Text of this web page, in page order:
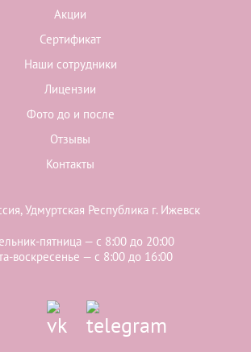
Акции
Сертификат
Наши сотрудники
Лицензии
Фото до и после
Отзывы
Контакты
Удмуртская Республика г. Ижевск
пятница — с 8:00 до 20:00
воскресенье — с 8:00 до 16:00